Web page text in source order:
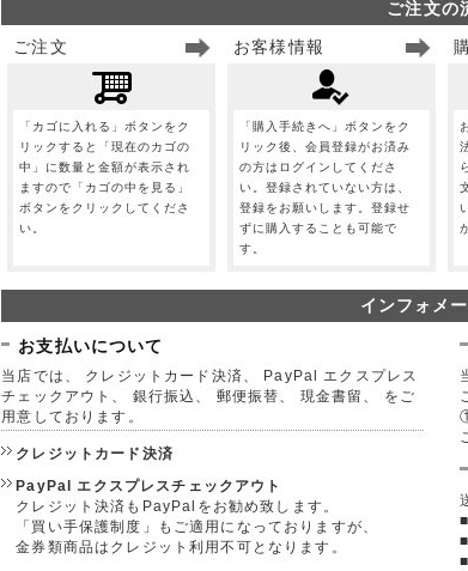
ご注文の
ご注文
「カゴに入れる」ボタンをク
リックすると「現在のカゴの
中」に数量と金額が表示され
ますので「カゴの中を見る」
ボタンをクリックしてくださ
い。
お客様情報
「購入手続きへ」ボタンをク
リック後、会員登録がお済み
の方はログインしてくださ
い。登録されていない方は、
登録をお願いします。登録せ
ずに購入することも可能で
す。
インフォメ
お支払いについて
当店では、 クレジットカード決済、 PayPal エクスプレス
チェックアウト、 銀行振込、 郵便振替、 現金書留、 をご
用意しております。
クレジットカード決済
PayPal エクスプレスチェックアウト
クレジット決済もPayPalをお勧め致します。
「買い手保護制度」もご適用になっておりますが、
金券類商品はクレジット利用不可となります。